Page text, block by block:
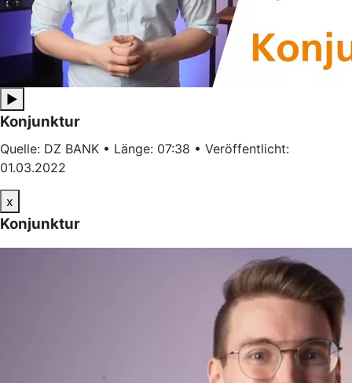
▶
Konjunktur
Quelle: DZ BANK • Länge: 07:38 • Veröffentlicht:
01.03.2022
x
Konjunktur